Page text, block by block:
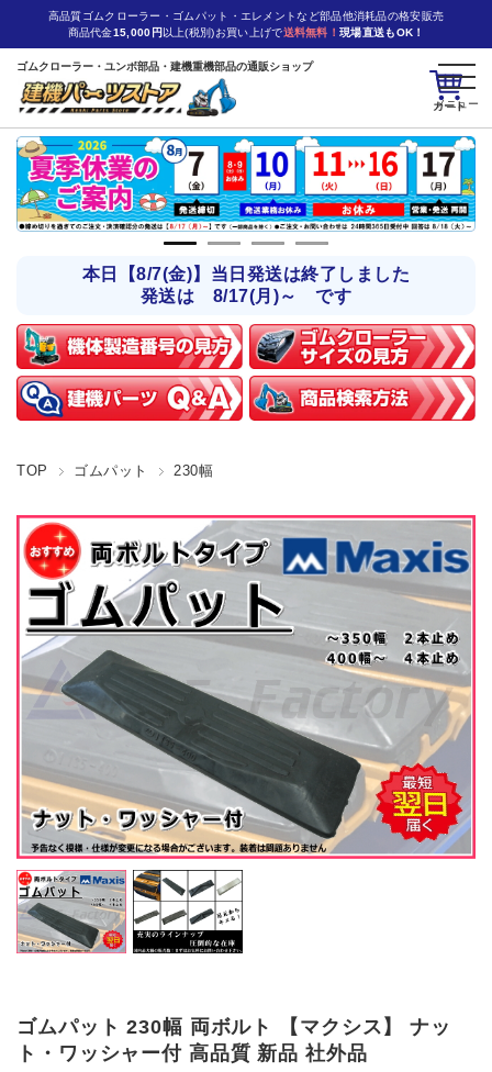
カート
高品質ゴムクローラー・ゴムパット・エレメントなど部品他消耗品の格安販売
商品代金15,000円 以上(税別)お買い上げで送料無料！ 現場直送もOK！
ゴムクローラー・ユンボ部品・建機重機部品の通販ショップ
本日【8/7(金)】当日発送は終了しました
発送は 8/17(月)～ です
TOP ゴムパット 230幅
ゴムパット 230幅 両ボルト 【マクシス】 ナッ
ト・ワッシャー付 高品質 新品 社外品